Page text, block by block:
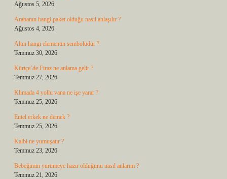
Ağustos 5, 2026
Arabanın hangi paket olduğu nasıl anlaşılır ?
Ağustos 4, 2026
Altın hangi elementin sembolüdür ?
Temmuz 30, 2026
Kürtçe’de Firaz ne anlama gelir ?
Temmuz 27, 2026
Klimada 4 yollu vana ne işe yarar ?
Temmuz 25, 2026
Entel erkek ne demek ?
Temmuz 25, 2026
Kalbi ne yumuşatır ?
Temmuz 23, 2026
Bebeğimin yürümeye hazır olduğunu nasıl anlarım ?
Temmuz 21, 2026